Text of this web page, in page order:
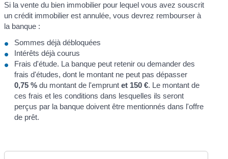
Si la vente du bien immobilier pour lequel vous avez souscrit
un crédit immobilier est annulée, vous devrez rembourser à
la banque :
Sommes déjà débloquées
Intérêts déjà courus
Frais d'étude. La banque peut retenir ou demander des
frais d'études, dont le montant ne peut pas dépasser
0,75 % du montant de l'empruntet 150 €. Le montant de
ces frais et les conditions dans lesquelles ils seront
perçus par la banque doivent être mentionnés dans l'offre
de prêt.